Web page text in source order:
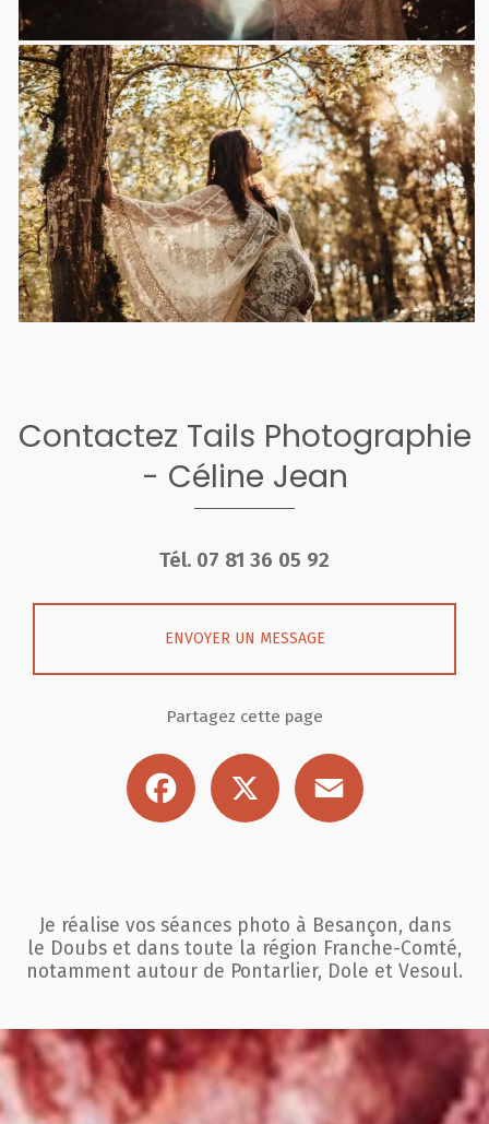
Contactez Tails Photographie
- Céline Jean
Tél. 07 81 36 05 92
ENVOYER UN MESSAGE
Partagez cette page
Facebook
Je réalise vos séances photo à Besançon, dans
le Doubs et dans toute la région Franche-Comté,
notamment autour de Pontarlier, Dole et Vesoul.